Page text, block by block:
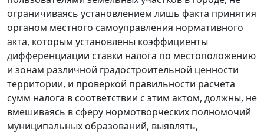
ограничиваясь установлением лишь факта принятия
органом местного самоуправления нормативного
акта, которым установлены коэффициенты
дифференциации ставки налога по местоположению
и зонам различной градостроительной ценности
территории, и проверкой правильности расчета
сумм налога в соответствии с этим актом, должны, не
вмешиваясь в сферу нормотворческих полномочий
муниципальных образований, выявлять,